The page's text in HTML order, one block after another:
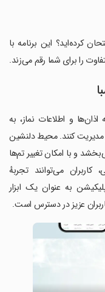
کرده‌اید؟ این برنامه با
را برای شما رقم می‌زند.
و اطلاعات نماز، به
مدیریت کنند. محیط دلنشین
و با امکان تغییر تم‌ها
می‌توانند تجربهٔ
به عنوان یک ابزار
عزیز در دسترس است.